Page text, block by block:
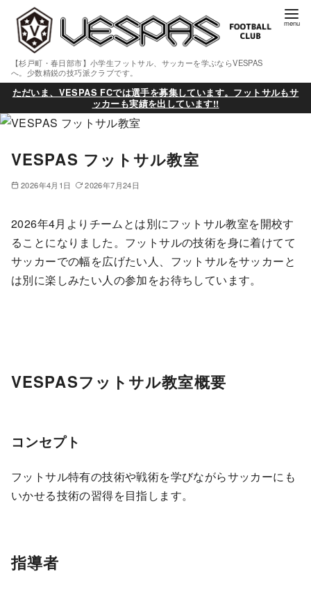
【杉戸町・春日部市】小学生フットサル、サッカーを学ぶならVESPAS
へ。少数精鋭の技巧派クラブです。
ただいま、VESPAS FCでは選手を募集しています。フットサルもサ
ッカーも実績を出しています!!
VESPAS フットサル教室
2026年4月1日 2026年7月24日
2026年4月よりチームとは別にフットサル教室を開校す
ることになりました。フットサルの技術を身に着けてて
サッカーでの幅を広げたい人、フットサルをサッカーと
は別に楽しみたい人の参加をお待ちしています。
VESPASフットサル教室概要
コンセプト
フットサル特有の技術や戦術を学びながらサッカーにも
いかせる技術の習得を目指します。
指導者